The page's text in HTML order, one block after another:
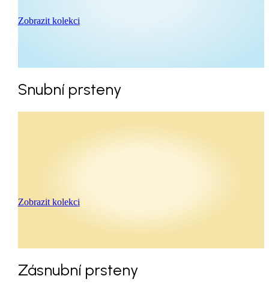
Zobrazit kolekci
Snubní prsteny
Zobrazit kolekci
Zásnubní prsteny